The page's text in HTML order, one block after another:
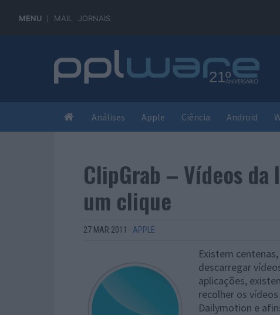
MENU MAIL JORNAIS
Análises Apple Ciência Android
ClipGrab – Vídeos
um clique
27 MAR 2011 · APPLE
Existem
descarregar
aplicações,
recolher os
Dailymotion e